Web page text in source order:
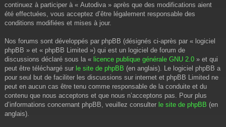
continuez à participer à « Autodiva » après que des modifications aient
été effectuées, vous acceptez d’être légalement responsable des
conditions modifiées et mises à jour.
Nos forums sont développés par phpBB (désignés ci-après par « logiciel
phpBB » et « phpBB Limited ») qui est un logiciel de forum de
discussions déclaré sous la « licence publique générale GNU 2.0 » et qui
peut être téléchargé sur le site de phpBB (en anglais). Le logiciel phpBB a
pour seul but de faciliter les discussions sur internet et phpBB Limited ne
peut en aucun cas être tenu comme responsable de la conduite et du
contenu que nous acceptons et que nous n’acceptons pas. Pour plus
d’informations concernant phpBB, veuillez consulter le site de phpBB (en
anglais).